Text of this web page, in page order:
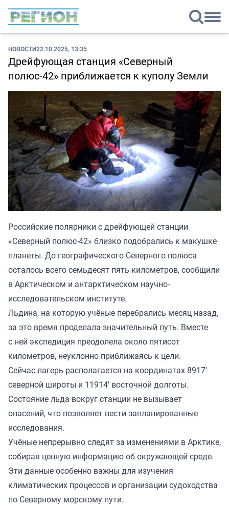
НОВОСТИ22.10.2025, 13:35
Дрейфующая станция «Северный
полюс-42» приближается к куполу Земли
Российские полярники с дрейфующей станции
«Северный полюс-42» близко подобрались к макушке
планеты. До географического Северного полюса
осталось всего семьдесят пять километров, сообщили
в Арктическом и антарктическом научно-
исследовательском институте.
Льдина, на которую учёные перебрались месяц назад,
за это время проделала значительный путь. Вместе
с ней экспедиция преодолела около пятисот
километров, неуклонно приближаясь к цели.
Сейчас лагерь располагается на координатах 8917'
северной широты и 11914' восточной долготы.
Состояние льда вокруг станции не вызывает
опасений, что позволяет вести запланированные
исследования.
Учёные непрерывно следят за изменениями в Арктике,
собирая ценную информацию об окружающей среде.
Эти данные особенно важны для изучения
климатических процессов и организации судоходства
по Северному морскому пути.